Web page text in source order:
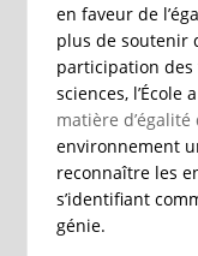
en faveur de
plus de soutenir
participation des
sciences, l’École
matière d’égalité
environnement
reconnaître les
s’identifiant
génie.